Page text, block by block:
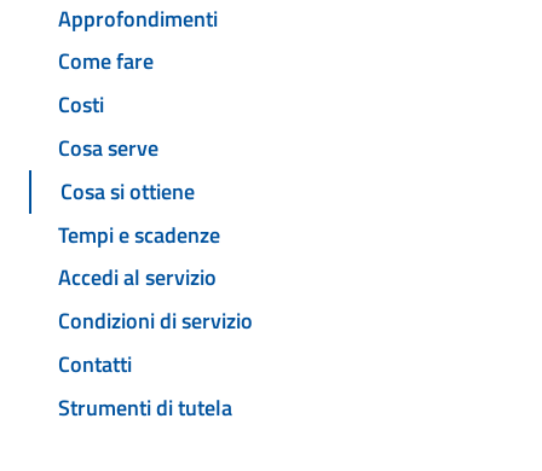
Approfondimenti
Come fare
Costi
Cosa serve
Cosa si ottiene
Tempi e scadenze
Accedi al servizio
Condizioni di servizio
Contatti
Strumenti di tutela